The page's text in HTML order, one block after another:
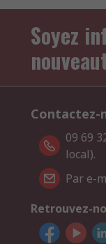
Soyez
Contactez-
09 69
local).
Par e-
Retrouvez-